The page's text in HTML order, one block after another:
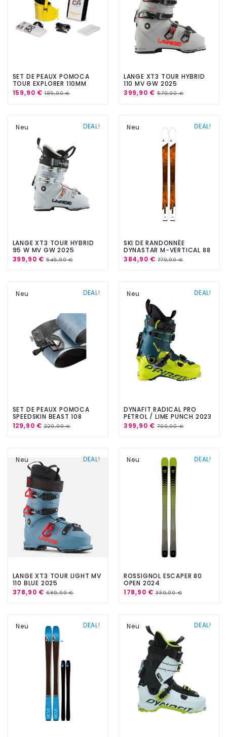
SET DE PEAUX POMOCA
TOUR EXPLORER 110MM
159,90 €189,90 €
LANGE XT3 TOUR HYBRID
110 MV GW 2025
399,90 €579,90 €
DEAL!
Neu
LANGE XT3 TOUR HYBRID
95 W MV GW 2025
399,90 €549,90 €
DEAL!
Neu
SKI DE RANDONNÉE
DYNASTAR M-VERTICAL 88
F-TEAM 2024
384,90 €770,00 €
DEAL!
Neu
SET DE PEAUX POMOCA
SPEEDSKIN BEAST 108
TAILLE 181CM, 173CM
AJUSTABLE
129,90 €220,00 €
DEAL!
Neu
DYNAFIT RADICAL PRO
PETROL / LIME PUNCH 2023
399,90 €700,00 €
DEAL!
Neu
LANGE XT3 TOUR LIGHT MV
110 BLUE 2025
378,90 €689,90 €
DEAL!
Neu
ROSSIGNOL ESCAPER 80
OPEN 2024
178,90 €330,00 €
DEAL!
Neu DEAL!
Neu